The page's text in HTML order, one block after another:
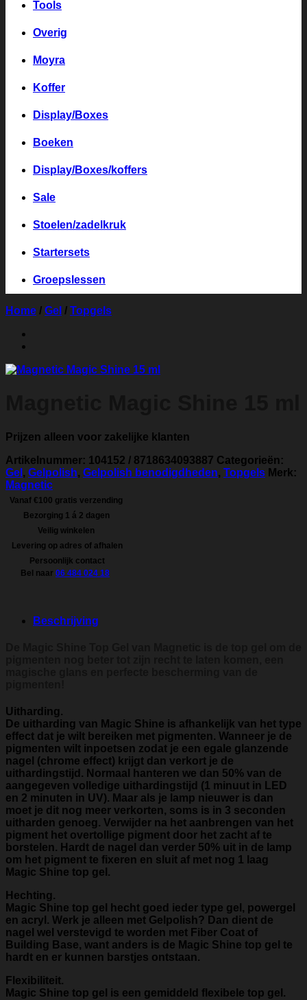
Tools
Overig
Moyra
Koffer
Display/Boxes
Boeken
Display/Boxes/koffers
Sale
Stoelen/zadelkruk
Startersets
Groepslessen
Home / Gel / Topgels
Prijzen alleen voor zakelijke klanten
Artikelnummer: 104152 / 8718634093887 Categorieën:
Gel , Gelpolish, Gelpolish benodigdheden, Topgels Merk:
Magnetic
Vanaf €100 gratis verzending
Bezorging 1 á 2 dagen
Veilig winkelen
Levering op adres of afhalen
Persoonlijk contact
Bel naar 06 484 024 18
Beschrijving
Uitharding.
De uitharding van Magic Shine is afhankelijk van het type
effect dat je wilt bereiken met pigmenten. Wanneer je de
pigmenten wilt inpoetsen zodat je een egale glanzende
nagel (chrome effect) krijgt dan verkort je de
uithardingstijd. Normaal hanteren we dan 50% van de
aangegeven volledige uithardingstijd (1 minuut in LED
en 2 minuten in UV). Maar als je lamp nieuwer is dan
moet je dit nog meer verkorten, soms is in 3 seconden
uitharden genoeg. Verwijder na het aanbrengen van het
pigment het overtollige pigment door het zacht af te
borstelen. Hardt de nagel dan verder 50% uit in de lamp
om het pigment te fixeren en sluit af met nog 1 laag
Magic Shine top gel.
Hechting.
Magic Shine top gel hecht goed ieder type gel, powergel
en acryl. Werk je alleen met Gelpolish? Dan dient de
nagel wel verstevigd te worden met Fiber Coat of
Building Base, want anders is de Magic Shine top gel te
hardt en er kunnen barstjes ontstaan.
Flexibiliteit.
Magic Shine top gel is een gemiddeld flexibele top gel.